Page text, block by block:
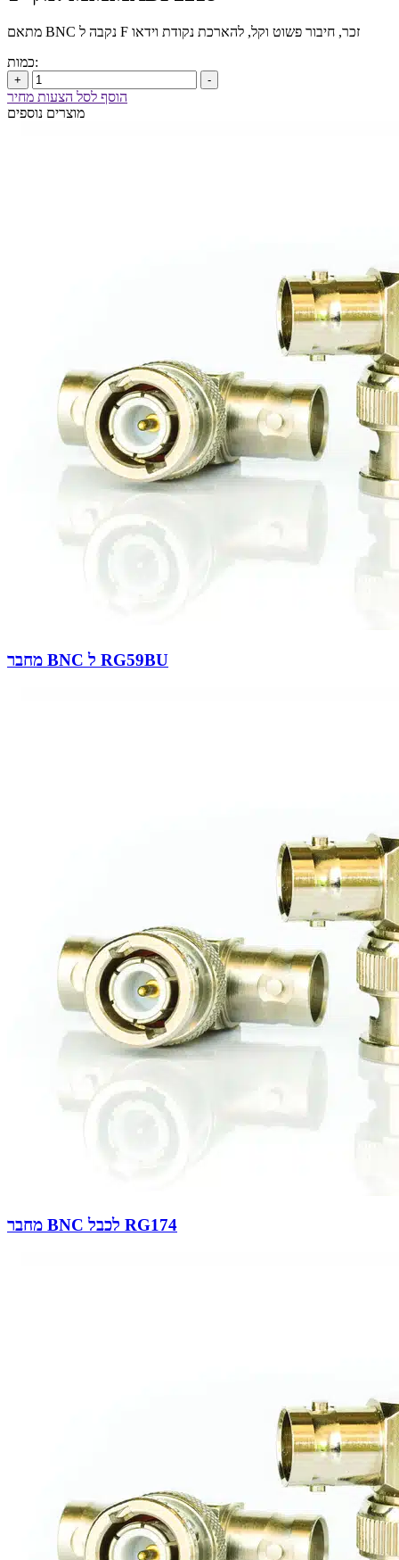
מתאם BNC נקבה ל F זכר, חיבור פשוט וקל, להארכת נקודת וידאו
כמות:
+ -
הוסף לסל הצעות מחיר
מוצרים נוספים
מחבר BNC ל RG59BU
מחבר BNC לכבל RG174